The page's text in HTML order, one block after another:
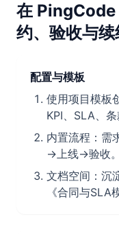
在 PingCode
约、验收与
配置与模板
使用项目模板
KPI、SLA、条
内置流程：
→上线→验收。
文档空间：沉
《合同与SLA